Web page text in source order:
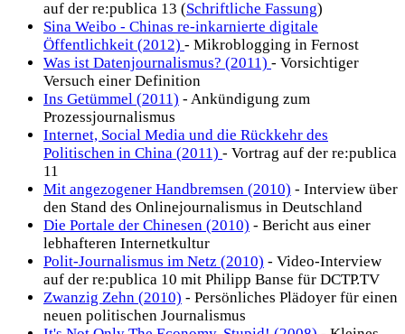
auf der re:publica 13 (Schriftliche Fassung)
Sina Weibo - Chinas re-inkarnierte digitale
Öffentlichkeit (2012) - Mikroblogging in Fernost
Was ist Datenjournalismus? (2011) - Vorsichtiger
Versuch einer Definition
Ins Getümmel (2011) - Ankündigung zum
Prozessjournalismus
Internet, Social Media und die Rückkehr des
Politischen in China (2011) - Vortrag auf der re:publica
11
Mit angezogener Handbremsen (2010) - Interview über
den Stand des Onlinejournalismus in Deutschland
Die Portale der Chinesen (2010) - Bericht aus einer
lebhafteren Internetkultur
Polit-Journalismus im Netz (2010) - Video-Interview
auf der re:publica 10 mit Philipp Banse für DCTP.TV
Zwanzig Zehn (2010) - Persönliches Plädoyer für einen
neuen politischen Journalismus